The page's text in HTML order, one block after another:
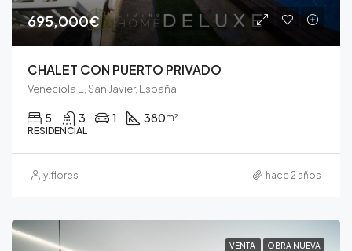
695,000€
CHALET CON PUERTO PRIVADO
Veneciola E, San Javier, España
5 3 1 380m²
RESIDENCIAL
y.flores hace 2 años
VENTA OBRA NUEVA